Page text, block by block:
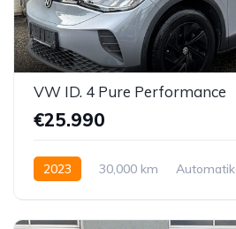
VW ID. 4 Pure Performance
€25.990
2023 30,000 km Automatik